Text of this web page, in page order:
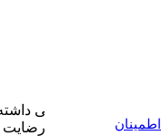
مدار همواره سعی
بوده و بکار گیرد تا